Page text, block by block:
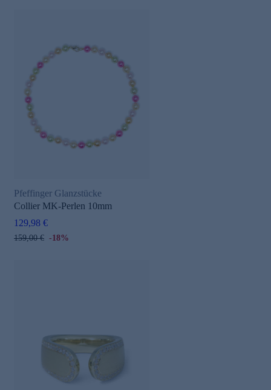
Pfeffinger Glanzstücke
Collier MK-Perlen 10mm
129,98 €
159,00 € -18%